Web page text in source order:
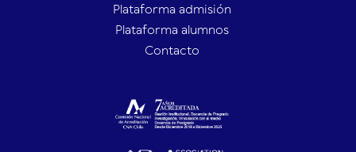
Plataforma admisión
Plataforma alumnos
Contacto